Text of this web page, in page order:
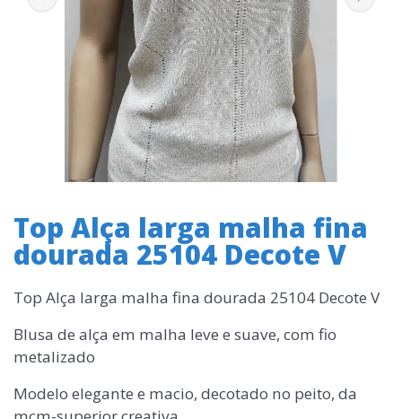
Top Alça larga malha fina
dourada 25104 Decote V
Top Alça larga malha fina dourada 25104 Decote V
Blusa de alça em malha leve e suave, com fio
metalizado
Modelo elegante e macio, decotado no peito, da